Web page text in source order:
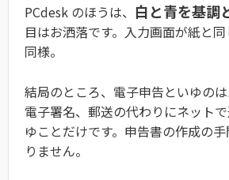
PCdesk のほうは、 白と青を基調
目はお洒落です。入力画面が紙と
同様。
結局のところ、電子申告といゆの
電子署名、郵送の代わりにネット
ゆことだけです。申告書の作成の
りません。